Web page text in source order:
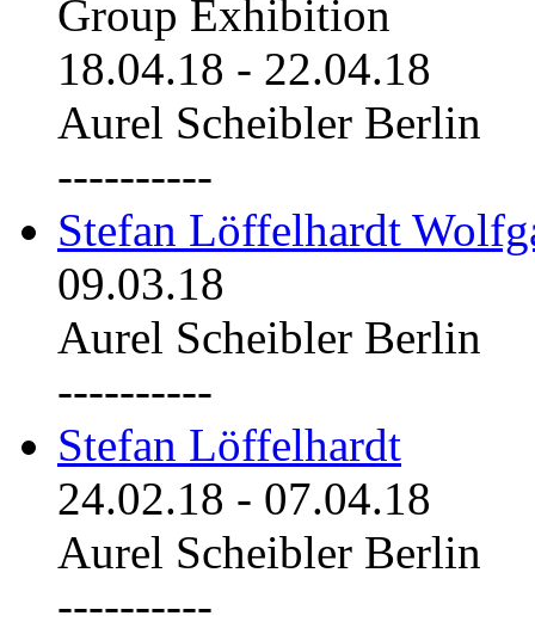
Group Exhibition
18.04.18 - 22.04.18
Aurel Scheibler Berlin
----------
Stefan Löffelhardt
09.03.18
Aurel Scheibler Berlin
----------
Stefan Löffelhardt
24.02.18 - 07.04.18
Aurel Scheibler Berlin
----------